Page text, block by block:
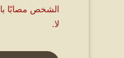
الشخص مصابًا
لا.